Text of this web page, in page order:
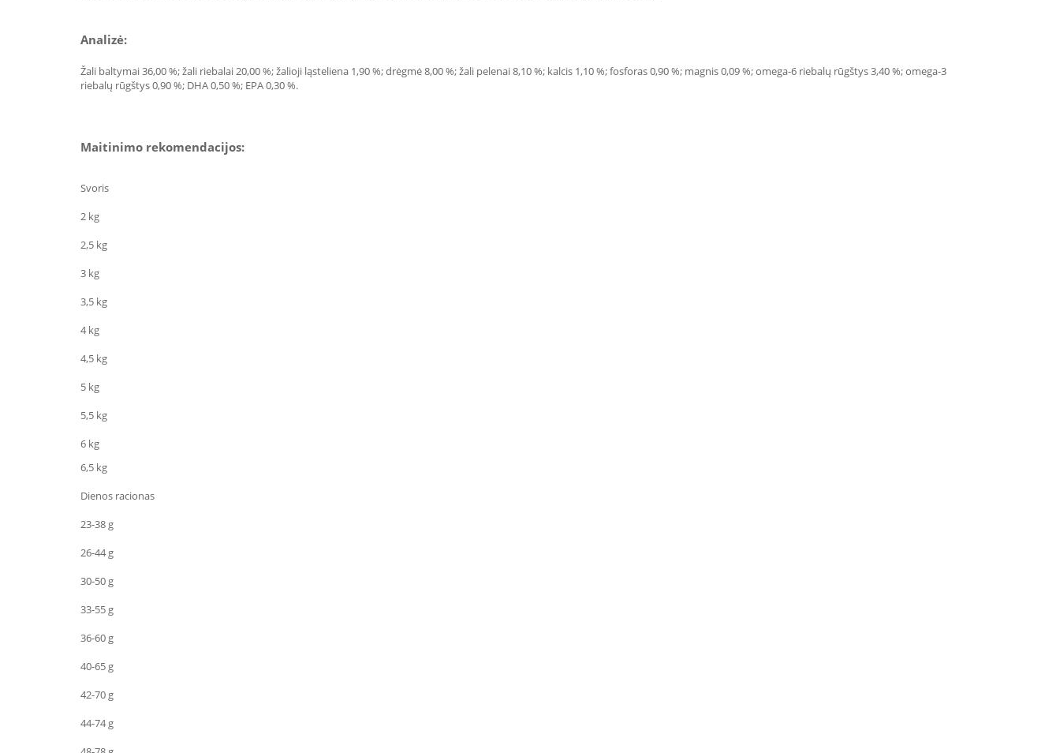
Analizė:
Žali baltymai 36,00 %; žali riebalai 20,00 %; žalioji ląsteliena 1,90 %; drėgmė 8,00 %; žali pelenai 8,10 %; kalcis 1,10 %; fosforas 0,90 %; magnis 0,09 %; omega-6 riebalų rūgštys 3,40 %; omega-3
riebalų rūgštys 0,90 %; DHA 0,50 %; EPA 0,30 %.
Maitinimo rekomendacijos:
Svoris
2 kg
2,5 kg
3 kg
3,5 kg
4 kg
4,5 kg
5 kg
5,5 kg
6 kg
6,5 kg
Dienos racionas
23-38 g
26-44 g
30-50 g
33-55 g
36-60 g
40-65 g
42-70 g
44-74 g